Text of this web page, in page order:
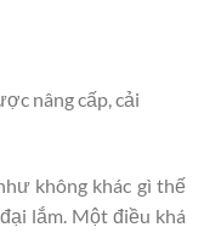
nâng cấp, cải
không khác gì thế
lắm. Một điều khá